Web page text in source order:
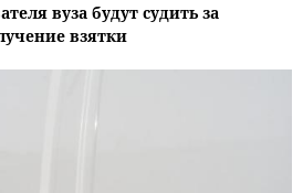
вуза будут судить за
взятки